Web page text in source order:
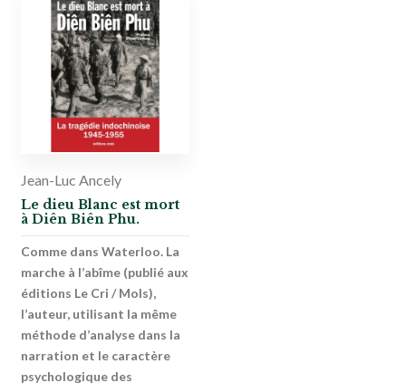
Jean-Luc Ancely
Le dieu Blanc est mort
à Diên Biên Phu.
Comme dans Waterloo. La
marche à l’abîme (publié aux
éditions Le Cri / Mols),
l’auteur, utilisant la même
méthode d’analyse dans la
narration et le caractère
psychologique des